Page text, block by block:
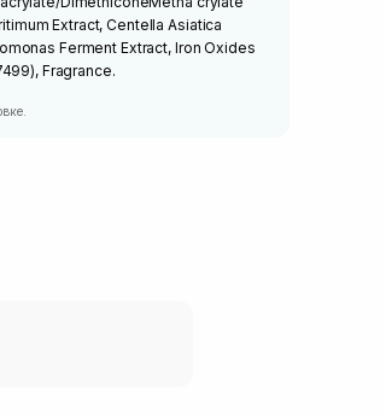
Extract, Centella Asiatica
Ferment Extract, Iron Oxides
Fragrance.